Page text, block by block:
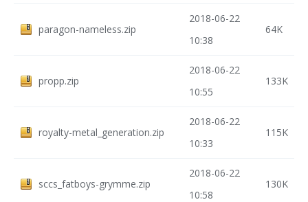
paragon-nameless.zip
2018-06-22
10:38
64K
propp.zip
2018-06-22
10:55
133K
royalty-metal_generation.zip
2018-06-22
10:33
115K
sccs_fatboys-grymme.zip
2018-06-22
10:58
130K